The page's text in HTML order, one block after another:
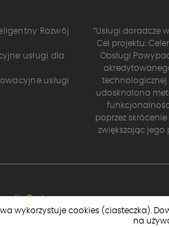
Rozwój
usługi dla
usługi
“Usługi doradcze
Cel projektu:
Obsługi
technologicznej
udosknalona
poprzez
zwiększając jego
dlaCodex
wykorzystuje cookies (ciasteczka).
na